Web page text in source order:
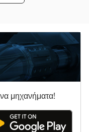
μηχανήματα!